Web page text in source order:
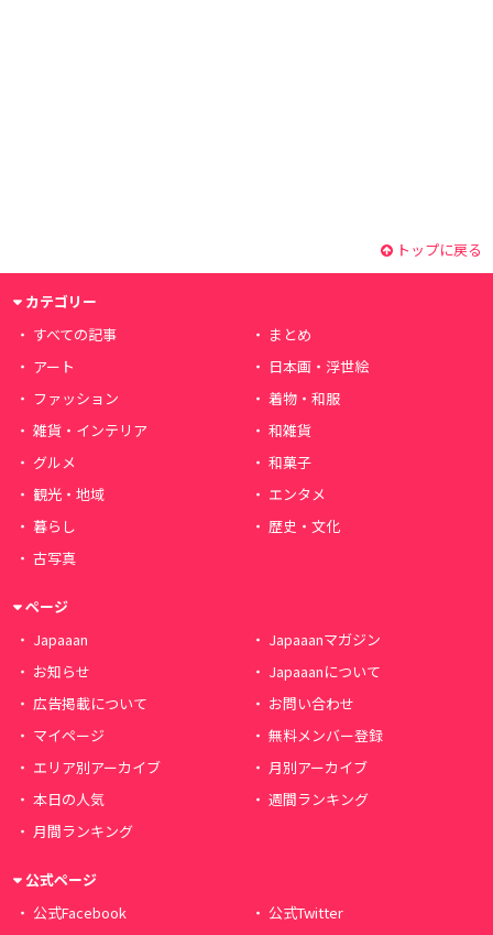
トップに戻る
カテゴリー
すべての記事
まとめ
アート
日本画・浮世絵
ファッション
着物・和服
雑貨・インテリア
和雑貨
グルメ
和菓子
観光・地域
エンタメ
暮らし
歴史・文化
古写真
ページ
Japaaan
Japaaanマガジン
お知らせ
Japaaanについて
広告掲載について
お問い合わせ
マイページ
無料メンバー登録
エリア別アーカイブ
月別アーカイブ
本日の人気
週間ランキング
月間ランキング
公式ページ
公式Facebook
公式Twitter